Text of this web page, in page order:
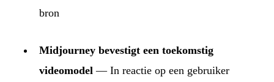
bron
Midjourney bevestigt een toekomstig
videomodel — In reactie op een gebruiker